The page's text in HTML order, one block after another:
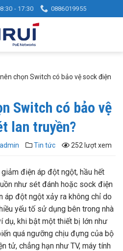
- 17:30 0886019955
chọn Switch có bảo vệ sock điện
Switch có bảo vệ
lan truyền?
admin Tin tức 252 lượt xem
điện áp đột ngột, hầu hết
như sét đánh hoặc sock điện
áp đột ngột xảy ra không chỉ do
yếu tố sử dụng bên trong nhà
dụ, khi bật một thiết bị lớn như
quá ngưỡng chịu đựng của bộ
tử, chẳng hạn như TV, máy tính